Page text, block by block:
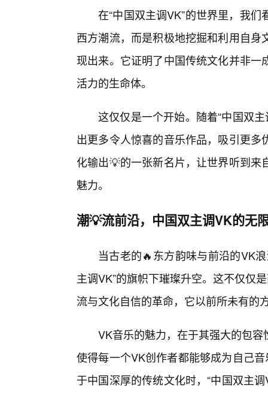
在“中国双主调VK”的世界里，我
西方潮流，而是积极地挖掘和利用自
现出来。它证明了中国传统文化并非
活力的生命体。
这仅仅是一个开始。随着“中国双
出更多令人惊喜的音乐作品，吸引更
化输出💡的一张新名片，让世界听到
魅力。
潮💡流前沿，中国双主调VK的无
当古老的🔥东方韵味与前沿的VK
主调VK”的旗帜下璀璨升空。这不仅仅
流与文化自信的革命，它以前所未有的
VK音乐的魅力，在于其强大的包
使得每一个VK创作者都能够成为自己
于中国深厚的传统文化时，“中国双主